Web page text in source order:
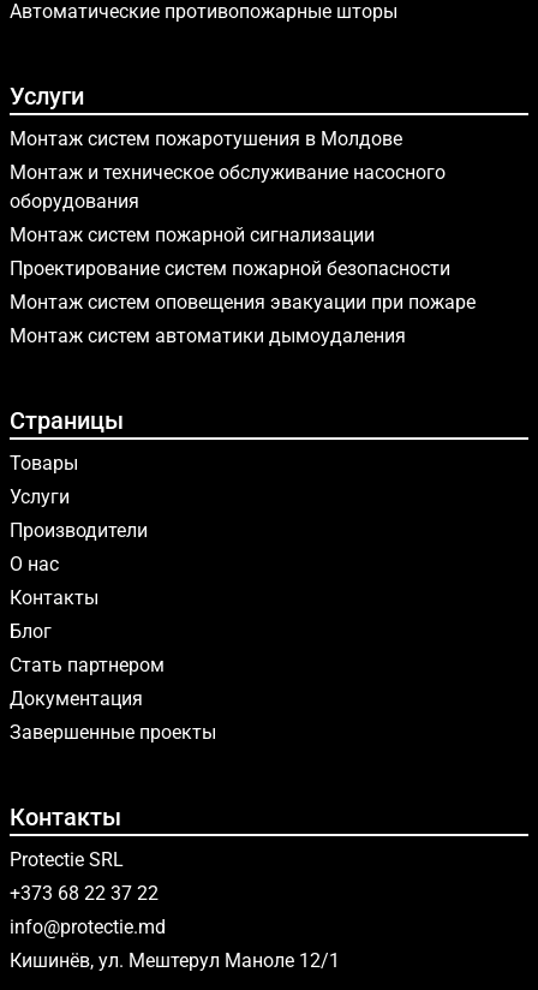
Автоматические противопожарные шторы
Услуги
Монтаж систем пожаротушения в Молдове
Монтаж и техническое обслуживание насосного
оборудования
Монтаж систем пожарной сигнализации
Проектирование систем пожарной безопасности
Монтаж систем оповещения эвакуации при пожаре
Монтаж систем автоматики дымоудаления
Страницы
Товары
Услуги
Производители
О нас
Контакты
Блог
Стать партнером
Документация
Завершенные проекты
Контакты
Protectie SRL
+373 68 22 37 22
info@protectie.md
Кишинёв, ул. Мештерул Маноле 12/1